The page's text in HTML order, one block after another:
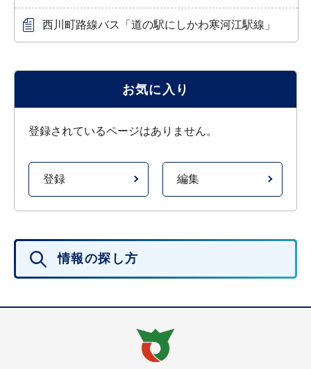
西川町路線バス「道の駅にしかわ寒河江駅線」
お気に入り
登録されているページはありません。
登録 編集
情報の探し方